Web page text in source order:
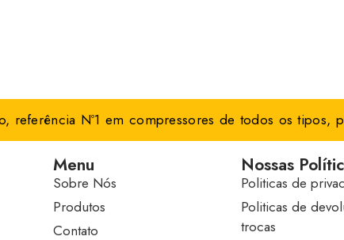
referência Nº1 em compressores de todos os tipos,
Menu
Sobre Nós
Produtos
Contato
Nossas
Politicas de
Politicas de
trocas